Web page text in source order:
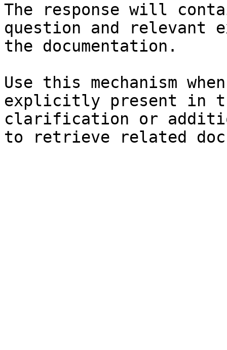
The response will
question and relevant
the documentation.
Use this mechanism
explicitly present in
clarification or